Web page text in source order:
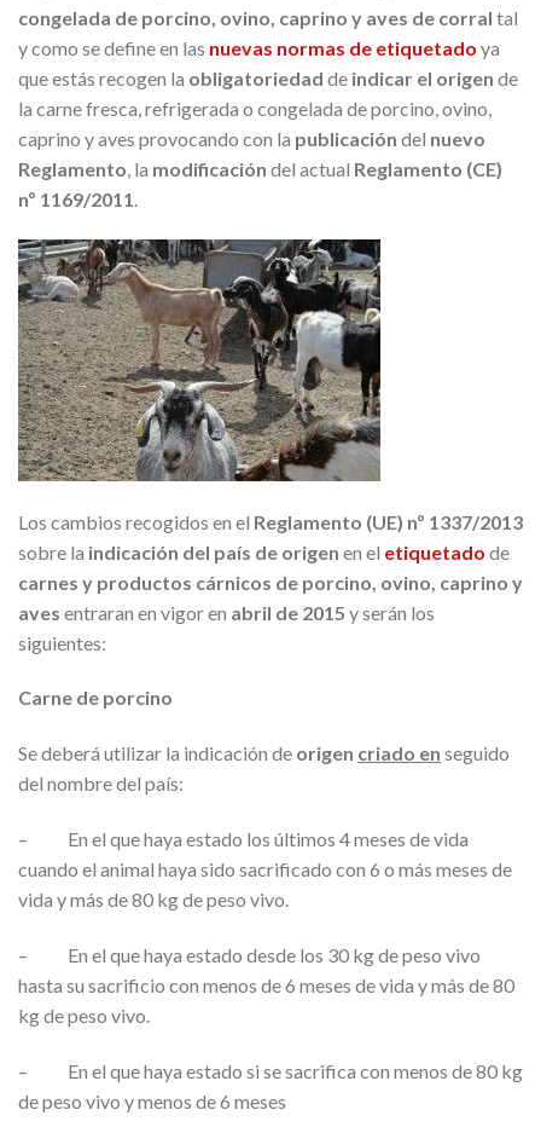
congelada de porcino, ovino, caprino y aves de corral tal
y como se define en las nuevas normas de etiquetado ya
que estás recogen la obligatoriedad de indicar el origen de
la carne fresca, refrigerada o congelada de porcino, ovino,
caprino y aves provocando con la publicación del nuevo
Reglamento, la modificación del actual Reglamento (CE)
nº 1169/2011.
Los cambios recogidos en el Reglamento (UE) nº 1337/2013
sobre la indicación del país de origen en el etiquetado de
carnes y productos cárnicos de porcino, ovino, caprino y
aves entraran en vigor en abril de 2015 y serán los
siguientes:
Carne de porcino
Se deberá utilizar la indicación de origen criado en seguido
del nombre del país:
– En el que haya estado los últimos 4 meses de vida
cuando el animal haya sido sacrificado con 6 o más meses de
vida y más de 80 kg de peso vivo.
– En el que haya estado desde los 30 kg de peso vivo
hasta su sacrificio con menos de 6 meses de vida y más de 80
kg de peso vivo.
– En el que haya estado si se sacrifica con menos de 80 kg
de peso vivo y menos de 6 meses